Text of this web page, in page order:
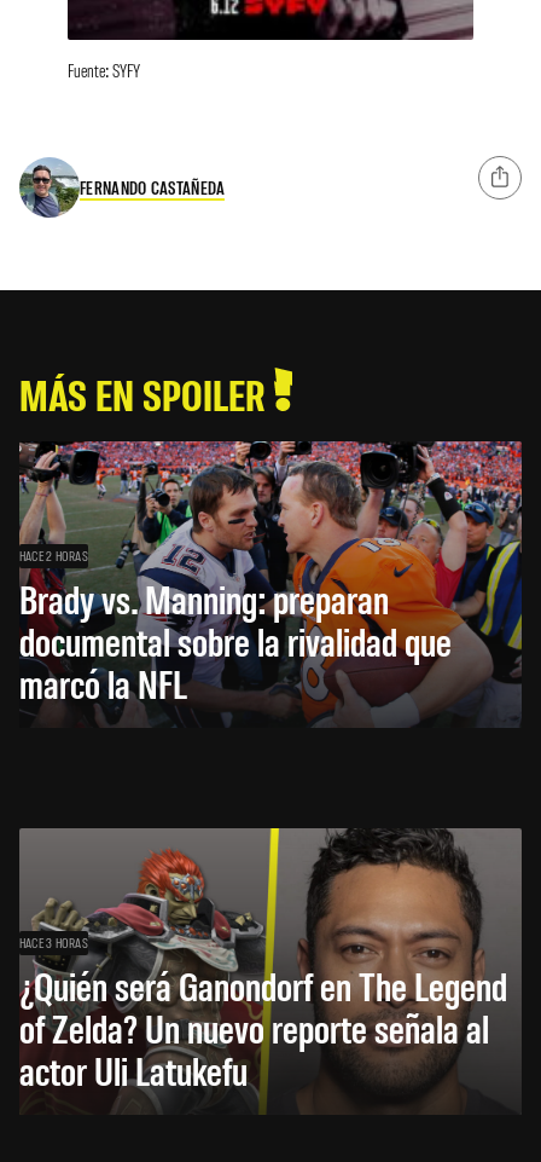
Fuente: SYFY
FERNANDO CASTAÑEDA
MÁS EN SPOILER
HACE 2 HORAS
Brady vs. Manning: preparan
documental sobre la rivalidad que
marcó la NFL
HACE 3 HORAS
¿Quién será Ganondorf en The Legend
of Zelda? Un nuevo reporte señala al
actor Uli Latukefu